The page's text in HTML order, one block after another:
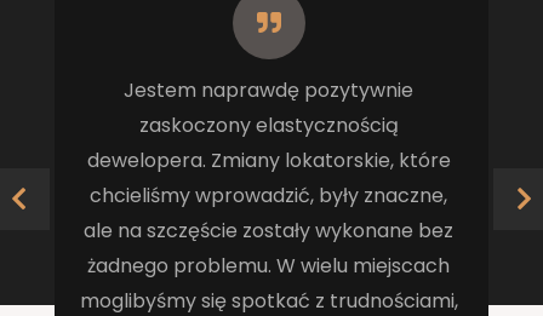
Jestem naprawdę pozytywnie
zaskoczony elastycznością
dewelopera. Zmiany lokatorskie, które
chcieliśmy wprowadzić, były znaczne,
ale na szczęście zostały wykonane bez
żadnego problemu. W wielu miejscach
moglibyśmy się spotkać z trudnościami,